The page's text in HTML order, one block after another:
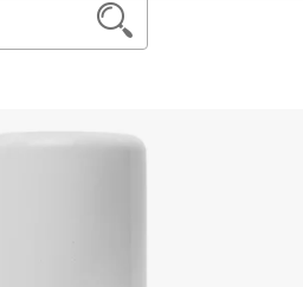
и
антибиотиком и
целый ряд
1